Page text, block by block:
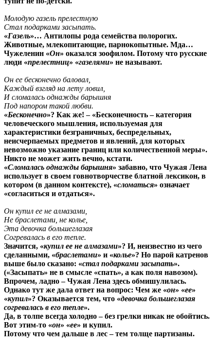
Молодую газель прелестную
Стал подарками засыпать.
«Газель»… Антилопы рода семейства полорогих.
Животные, млекопитающие, парнокопытные. Мда…
Чужеленин «Он» оказался зоофилом. Потому что русские
люди «прелестниц» «газелями» не называют.
Он ее бесконечно баловал,
Каждый взгляд на лету ловил,
И сломалась однажды барышня
Под напором такой любви.
«Бесконечно»? Как же! – «Бесконечность – категория
человеческого мышления, используемая для
характеристики безграничных, беспредельных,
неисчерпаемых предметов и явлений, для которых
невозможно указание границ или количественной меры».
Никто не может жить вечно, кстати.
«Сломалась однажды барышня» забавно, что Чужая Лена
использует в своем говнотворчестве блатной лексикон, в
котором (в данном контексте), «сломаться» означает
«согласиться и отдаться».
Он купил ее не алмазами,
Не браслетами, не колье,
Эта девочка большеглазая
Согревалась в его тепле.
Значится, «купил ее не алмазами»? И, неизвестно из чего
сделанными, «браслетами» и «колье»? Но парой катренов
выше было сказано: «стал подарками засыпать».
(«Засыпать» не в смысле «спать», а как поля навозом).
Впрочем, ладно – Чужая Лена здесь обмишулилась.
Однако тут же дала ответ на вопрос: Чем же «он» «ее»
«купил»? Оказывается тем, что «девочка большеглазая
согревалась в его тепле».
Да, в толпе всегда холодно – без грелки никак не обойтись.
Вот этим-то «он» «ее» и купил.
Потому что чем дальше в лес – тем толще партизаны.